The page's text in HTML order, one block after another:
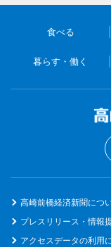
食べる
暮らす・働く
高崎前橋経済新聞につ
プレスリリース・情報
アクセスデータの利用